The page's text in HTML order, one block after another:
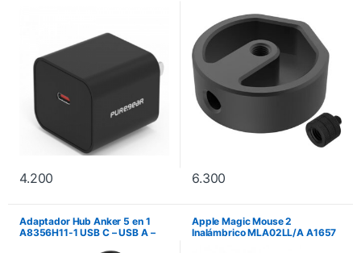
4.200 6.300
Adaptador Hub Anker 5 en 1
A8356H11-1 USB C – USB A –
Apple Magic Mouse 2
Inalámbrico MLA02LL/A A1657